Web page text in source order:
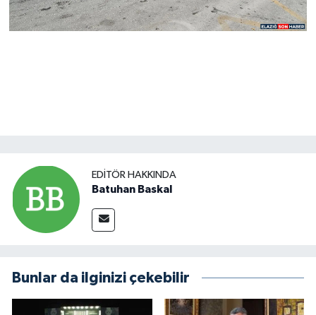
EDITÖR HAKKINDA
Batuhan Baskal
Bunlar da ilginizi çekebilir